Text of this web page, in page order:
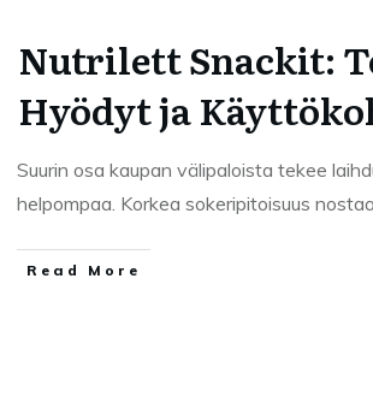
Nutrilett Snackit:
Hyödyt ja
Suurin osa kaupan välipaloista tekee
helpompaa. Korkea sokeripitoisuus
Read More